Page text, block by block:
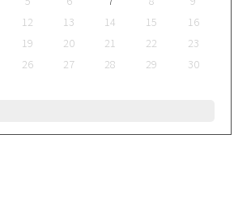
12 13 14 15
16
19 20 21 22
23
26 27 28 29
30